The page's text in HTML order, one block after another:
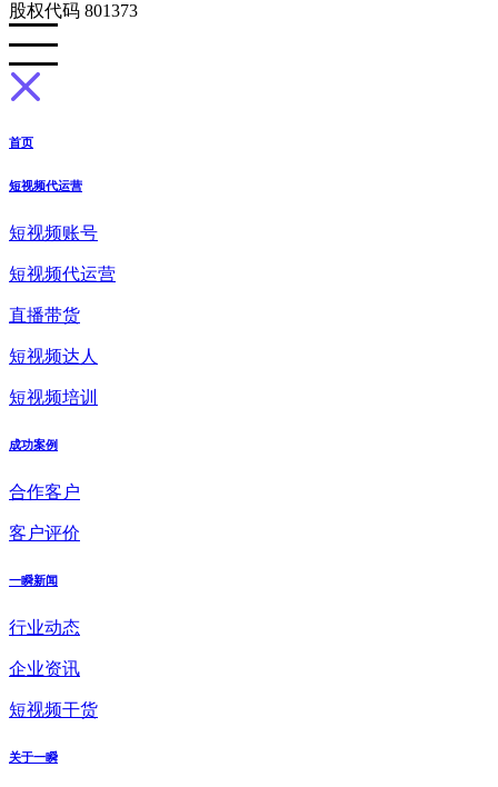
股权代码 801373
首页
短视频代运营
短视频账号
短视频代运营
直播带货
短视频达人
短视频培训
成功案例
合作客户
客户评价
一瞬新闻
行业动态
企业资讯
短视频干货
关于一瞬